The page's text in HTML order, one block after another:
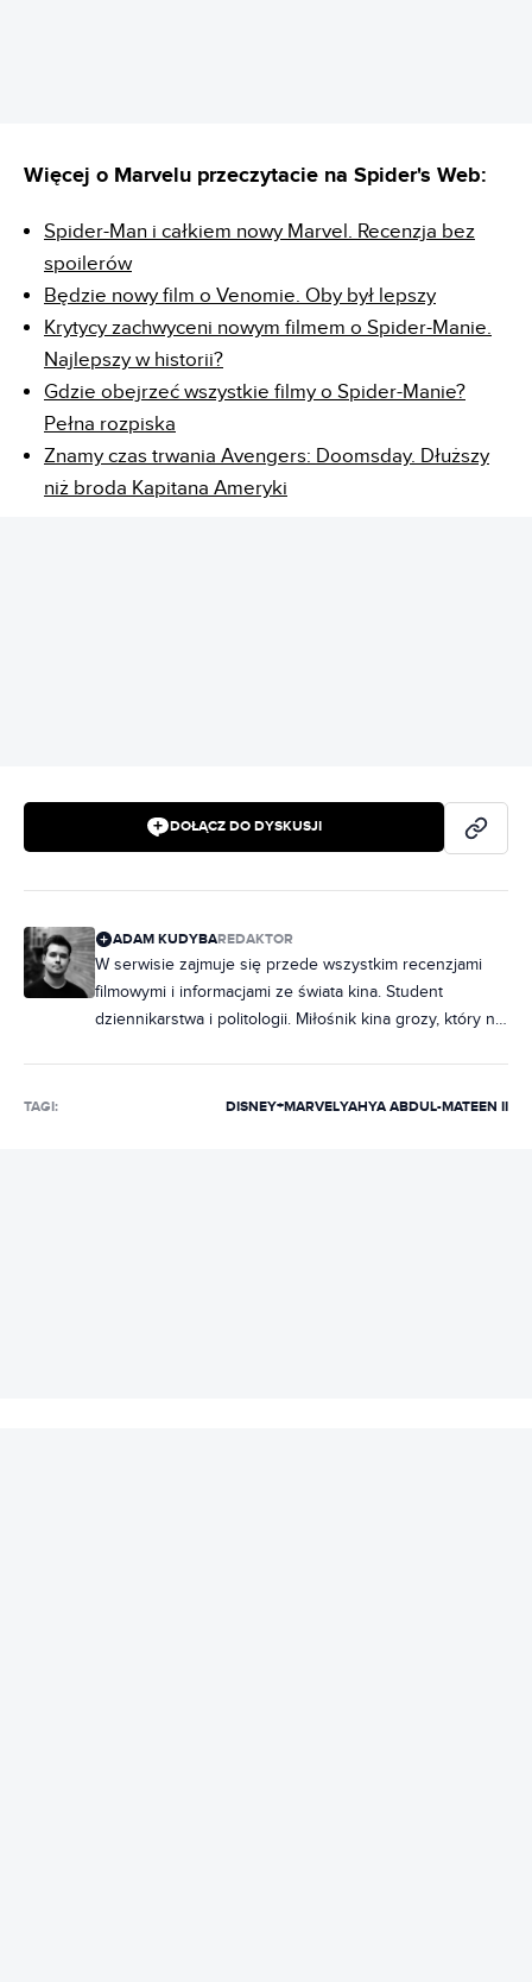
Więcej o Marvelu przeczytacie na Spider's Web:
Spider-Man i całkiem nowy Marvel. Recenzja bez
spoilerów
Będzie nowy film o Venomie. Oby był lepszy
Krytycy zachwyceni nowym filmem o Spider-Manie.
Najlepszy w historii?
Gdzie obejrzeć wszystkie filmy o Spider-Manie?
Pełna rozpiska
Znamy czas trwania Avengers: Doomsday. Dłuższy
niż broda Kapitana Ameryki
DOŁĄCZ DO DYSKUSJI
ADAM KUDYBAREDAKTOR
W serwisie zajmuje się przede wszystkim recenzjami
filmowymi i informacjami ze świata kina. Student
dziennikarstwa i politologii. Miłośnik kina grozy, który na
większość playlisty na Spotify. Wcześniej publikował w
TAGI: DISNEY+MARVELYAHYA ABDUL-MATEEN II